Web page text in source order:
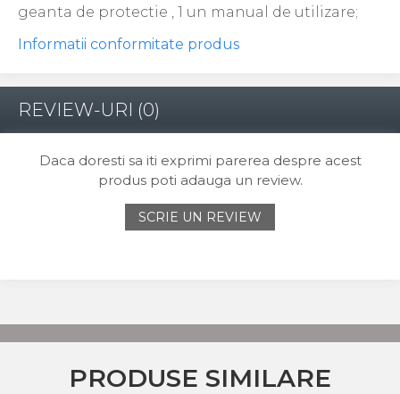
geanta de protectie , 1 un manual de utilizare;
Informatii conformitate produs
REVIEW-URI (0)
Daca doresti sa iti exprimi parerea despre acest
produs poti adauga un review.
SCRIE UN REVIEW
PRODUSE SIMILARE